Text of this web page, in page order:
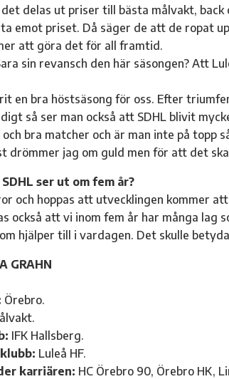
det delas ut priser till bästa målvakt,
emot priset. Då säger de att de ropat
att göra det för all framtid.
sin revansch den här säsongen? Att
en bra höstsäsong för oss. Efter
så ser man också att SDHL blivit
bra matcher och är man inte på topp
drömmer jag om guld men för att det
ser ut om fem år?
och hoppas att utvecklingen kommer
också att vi inom fem år har många lag
hjälper till i vardagen. Det skulle
GRAHN
Örebro.
IFK Hallsberg.
Luleå HF.
karriären: HC Örebro 90, Örebro HK,